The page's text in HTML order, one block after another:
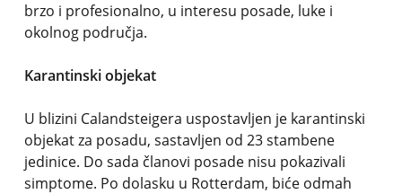
brzo i profesionalno, u interesu posade, luke i
okolnog područja.
Karantinski objekat
U blizini Calandsteigera uspostavljen je karantinski
objekat za posadu, sastavljen od 23 stambene
jedinice. Do sada članovi posade nisu pokazivali
simptome. Po dolasku u Rotterdam, biće odmah